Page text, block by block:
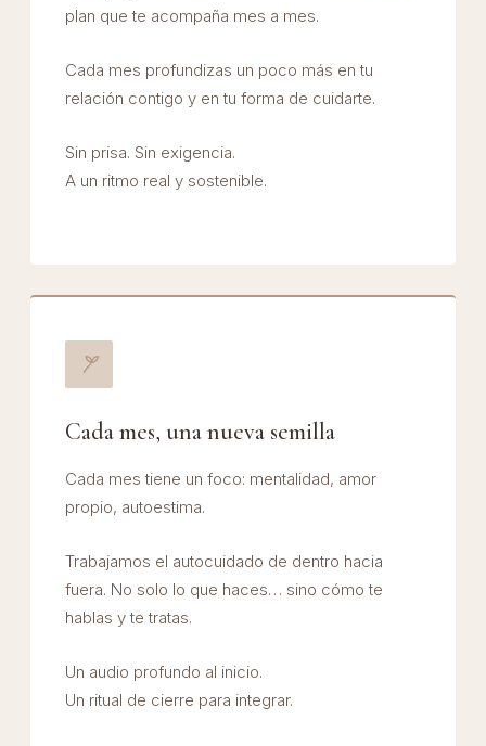
plan que te acompaña mes a mes.
Cada mes profundizas un poco más en tu
relación contigo y en tu forma de cuidarte.
Sin prisa. Sin exigencia.
A un ritmo real y sostenible.
Cada mes, una nueva semilla
Cada mes tiene un foco: mentalidad, amor
propio, autoestima.
Trabajamos el autocuidado de dentro hacia
fuera. No solo lo que haces… sino cómo te
hablas y te tratas.
Un audio profundo al inicio.
Un ritual de cierre para integrar.